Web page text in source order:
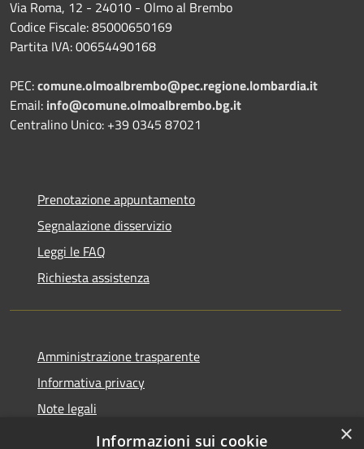
Via Roma, 12 - 24010 - Olmo al Brembo
Codice Fiscale: 85000650169
Partita IVA: 00654490168
PEC:comune.olmoalbrembo@pec.regione.lombardia.it
Email: info@comune.olmoalbrembo.bg.it
Centralino Unico: +39 0345 87021
Prenotazione appuntamento
Segnalazione disservizio
Leggi le FAQ
Richiesta assistenza
Amministrazione trasparente
Informativa privacy
Note legali
Dichiarazione di accessibilità
×
Informazioni sui cookie